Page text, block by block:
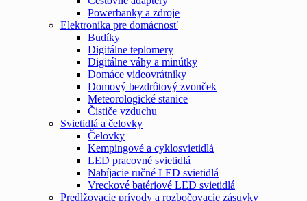
Powerbanky a zdroje
Elektronika pre domácnosť
Budíky
Digitálne teplomery
Digitálne váhy a minútky
Domáce videovrátniky
Domový bezdrôtový zvonček
Meteorologické stanice
Čističe vzduchu
Svietidlá a čelovky
Čelovky
Kempingové a cyklosvietidlá
LED pracovné svietidlá
Nabíjacie ručné LED svietidlá
Vreckové batériové LED svietidlá
Predlžovacie prívody a rozbočovacie zásuvky